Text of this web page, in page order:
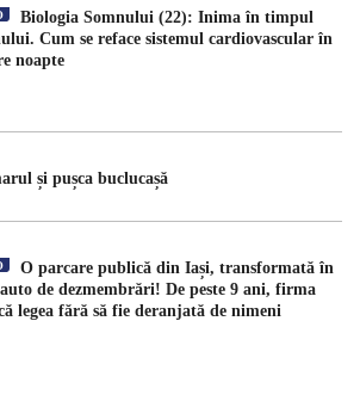
Biologia Somnului (22): Inima în timpul
Cum se reface sistemul cardiovascular în
noapte
și pușca buclucașă
O parcare publică din Iași, transformată în
de dezmembrări! De peste 9 ani, firma
legea fără să fie deranjată de nimeni